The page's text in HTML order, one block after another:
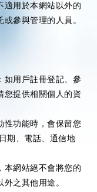
適用於本網站以外的
參與管理的人員。
如用戶註冊登記、參
您提供相關個人的資
性功能時，會保留您
期、電話、通信地
本網站絕不會將您的
之其他用途。